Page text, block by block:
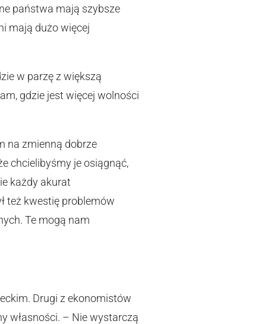
państwa mają szybsze
mają dużo więcej
w parzę z większą
gdzie jest więcej wolności
na zmienną dobrze
chcielibyśmy je osiągnąć,
każdy akurat
też kwestię problemów
Te mogą nam
Drugi z ekonomistów
własności. – Nie wystarczą